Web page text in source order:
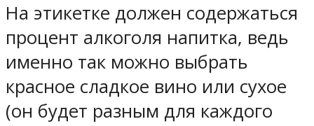
На этикетке должен содержаться
процент алкоголя напитка, ведь
именно так можно выбрать
красное сладкое вино или сухое
(он будет разным для каждого